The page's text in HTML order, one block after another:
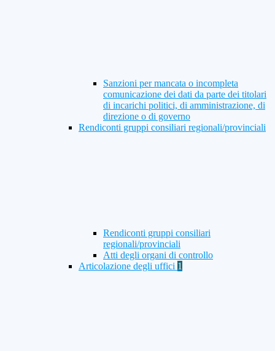
Sanzioni per mancata o incompleta
comunicazione dei dati da parte dei titolari
di incarichi politici, di amministrazione, di
direzione o di governo
Rendiconti gruppi consiliari regionali/provinciali
Rendiconti gruppi consiliari
regionali/provinciali
Atti degli organi di controllo
Articolazione degli uffici 1